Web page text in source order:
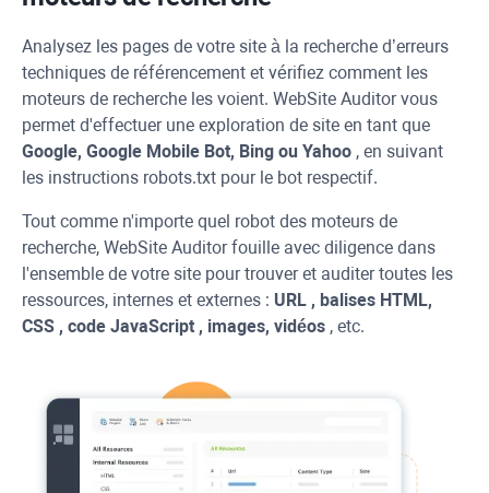
Analysez les pages de votre site à la recherche d’erreurs
techniques de référencement et vérifiez comment les
moteurs de recherche les voient. WebSite Auditorvous
permet d'effectuer une exploration de site en tant que
Google, Google Mobile Bot, Bing ou Yahoo , en suivant
les instructions robots.txt pour le bot respectif.
Tout comme n'importe quel robot des moteurs de
recherche, WebSite Auditorfouille avec diligence dans
l'ensemble de votre site pour trouver et auditer toutes les
ressources, internes et externes : URL , balises HTML,
CSS , code JavaScript , images, vidéos , etc.